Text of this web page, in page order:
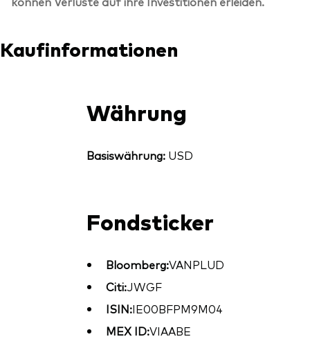
Kaufinformationen
Währung
Basiswährung:USD
Fondsticker
Bloomberg:VANPLUD
Citi:JWGF
ISIN:IE00BFPM9M04
MEX ID:VIAABE